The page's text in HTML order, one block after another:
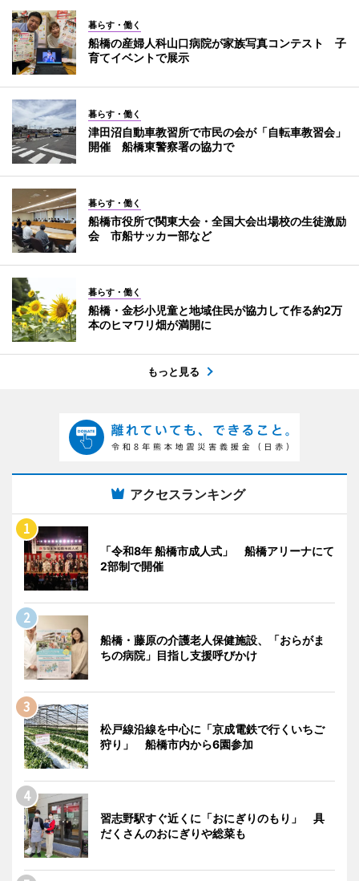
暮らす・働く
船橋の産婦人科山口病院が家族写真コンテスト 子
育てイベントで展示
暮らす・働く
津田沼自動車教習所で市民の会が「自転車教習会」
開催 船橋東警察署の協力で
暮らす・働く
船橋市役所で関東大会・全国大会出場校の生徒激励
会 市船サッカー部など
暮らす・働く
船橋・金杉小児童と地域住民が協力して作る約2万
本のヒマワリ畑が満開に
もっと見る
アクセスランキング
「令和8年 船橋市成人式」 船橋アリーナにて
2部制で開催
船橋・藤原の介護老人保健施設、「おらがま
ちの病院」目指し支援呼びかけ
松戸線沿線を中心に「京成電鉄で行くいちご
狩り」 船橋市内から6園参加
習志野駅すぐ近くに「おにぎりのもり」 具
だくさんのおにぎりや総菜も